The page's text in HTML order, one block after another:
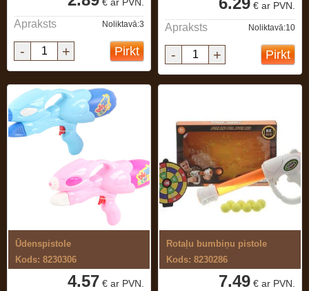
Apraksts Noliktavā:3
- + Pirkt
€ ar PVN.
Apraksts Noliktavā:10
- + Pirkt
Ūdenspistole
Kods: 8230306
4.57 € ar PVN.
Rotaļu bumbiņu pistole
Kods: 8230286
7.49 € ar PVN.